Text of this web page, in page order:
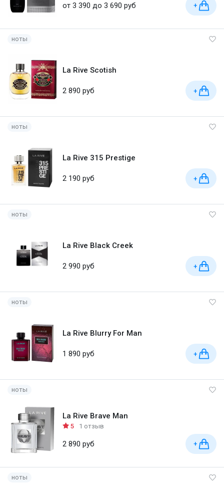
от 3 390 до 3 690 руб +
ноты
La Rive Scotish
2 890 руб +
ноты
La Rive 315 Prestige
2 190 руб +
ноты
La Rive Black Creek
2 990 руб +
ноты
La Rive Blurry For Man
1 890 руб +
ноты
La Rive Brave Man
5 1 отзыв
2 890 руб +
ноты